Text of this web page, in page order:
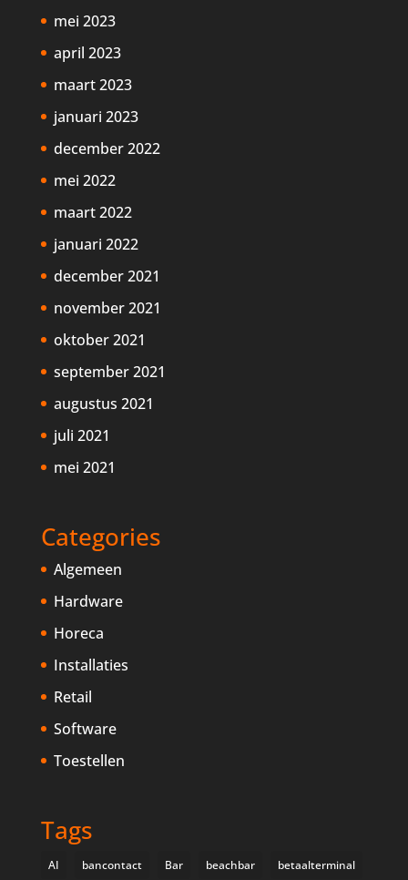
mei 2023
april 2023
maart 2023
januari 2023
december 2022
mei 2022
maart 2022
januari 2022
december 2021
november 2021
oktober 2021
september 2021
augustus 2021
juli 2021
mei 2021
Categories
Algemeen
Hardware
Horeca
Installaties
Retail
Software
Toestellen
Tags
AI bancontact Bar beachbar betaalterminal